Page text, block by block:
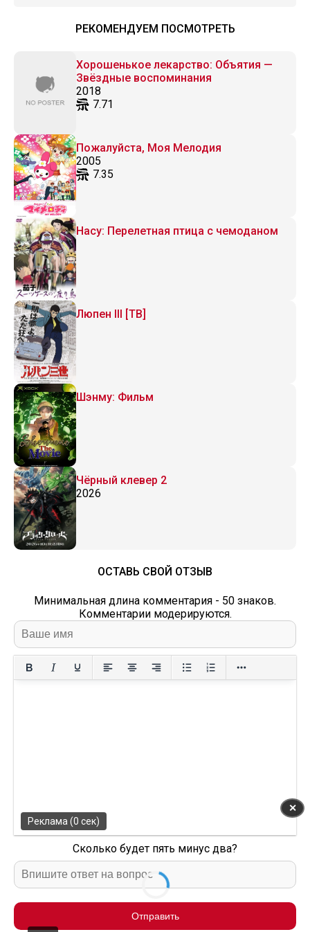
РЕКОМЕНДУЕМ ПОСМОТРЕТЬ
Хорошенькое лекарство: Объятия —
Звёздные воспоминания
2018
7.71
Пожалуйста, Моя Мелодия
2005
7.35
Насу: Перелетная птица с чемоданом
Люпен III [ТВ]
Шэнму: Фильм
Чёрный клевер 2
2026
ОСТАВЬ СВОЙ ОТЗЫВ
Минимальная длина комментария - 50 знаков.
Комментарии модерируются.
Сколько будет пять минус два?
Отправить
✕
Реклама (0 сек)